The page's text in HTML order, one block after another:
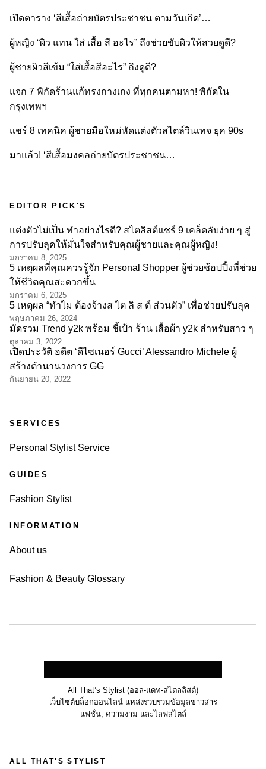
เปิดตาราง ‘สีเสื้อถ่ายบัตรประชาชน ตามวันเกิด’…
ผู้หญิง “ผิว แทน ใส่ เสื้อ สี อะไร” ถึงช่วยขับผิวให้สวยดูดี?
ผู้ชายผิวสีเข้ม “ใส่เสื้อสีอะไร” ถึงดูดี?
แจก 7 พิกัดร้านแก้ทรงกางเกง ที่ทุกคนตามหา! พิกัดใน
กรุงเทพฯ
แชร์ 8 เทคนิค ผู้ชายมือใหม่หัดแต่งตัวสไตล์วินเทจ ยุค 90s
มาแล้ว! ‘สีเสื้อมงคลถ่ายบัตรประชาชน…
EDITOR PICK'S
แต่งตัวไม่เป็น ทำอย่างไรดี? สไตลิสต์แชร์ 9 เคล็ดลับง่าย ๆ สู่
การปรับลุคให้มั่นใจสำหรับคุณผู้ชายและคุณผู้หญิง!
มกราคม 8, 2025
5 เหตุผลที่คุณควรรู้จัก Personal Shopper ผู้ช่วยช้อปปิ้งที่ช่วย
ให้ชีวิตคุณสะดวกขึ้น
มกราคม 6, 2025
5 เหตุผล “ทำไม ต้องจ้างส ไต ลิ ส ต์ ส่วนตัว” เพื่อช่วยปรับลุค
พฤษภาคม 26, 2024
มัดรวม Trend y2k พร้อม ชี้เป้า ร้าน เสื้อผ้า y2k สำหรับสาว ๆ
ตุลาคม 3, 2022
เปิดประวัติ อดีต ‘ดีไซเนอร์ Gucci’ Alessandro Michele ผู้
สร้างตำนานวงการ GG
กันยายน 20, 2022
SERVICES
Personal Stylist Service
GUIDES
Fashion Stylist
INFORMATION
About us
Fashion & Beauty Glossary
All That’s Stylist (ออล-แดท-สไตลลิสต์)
เว็บไซต์บล็อกออนไลน์ แหล่งรวบรวมข้อมูลข่าวสาร
แฟชั่น, ความงาม และไลฟสไตล์
ALL THAT'S STYLIST